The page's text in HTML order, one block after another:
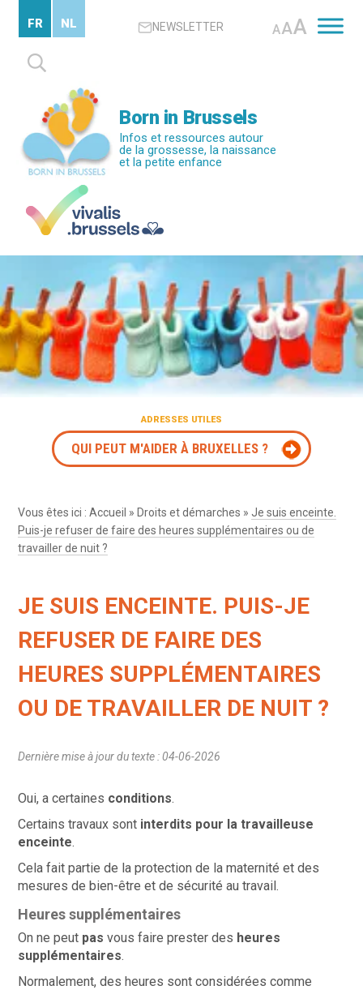
contenu
principal
NEWSLETTER AAA
Rechercher :
FR NL
Born in Brussels
Infos et ressources autour
de la grossesse, la naissance
et la petite enfance
ADRESSES UTILES
QUI PEUT M'AIDER À BRUXELLES ?
Vous êtes ici :Accueil » Droits et démarches » Je suis enceinte.
Puis-je refuser de faire des heures supplémentaires ou de
travailler de nuit ?
JE SUIS ENCEINTE. PUIS-JE
REFUSER DE FAIRE DES
HEURES SUPPLÉMENTAIRES
OU DE TRAVAILLER DE NUIT ?
Dernière mise à jour du texte : 04-06-2026
Oui, a certaines conditions.
Certains travaux sont interdits pour la travailleuse
enceinte.
Cela fait partie de la protection de la maternité et des
mesures de bien-être et de sécurité au travail.
Heures supplémentaires
On ne peut pasvous faire prester des heures
supplémentaires.
Normalement, des heures sont considérées comme